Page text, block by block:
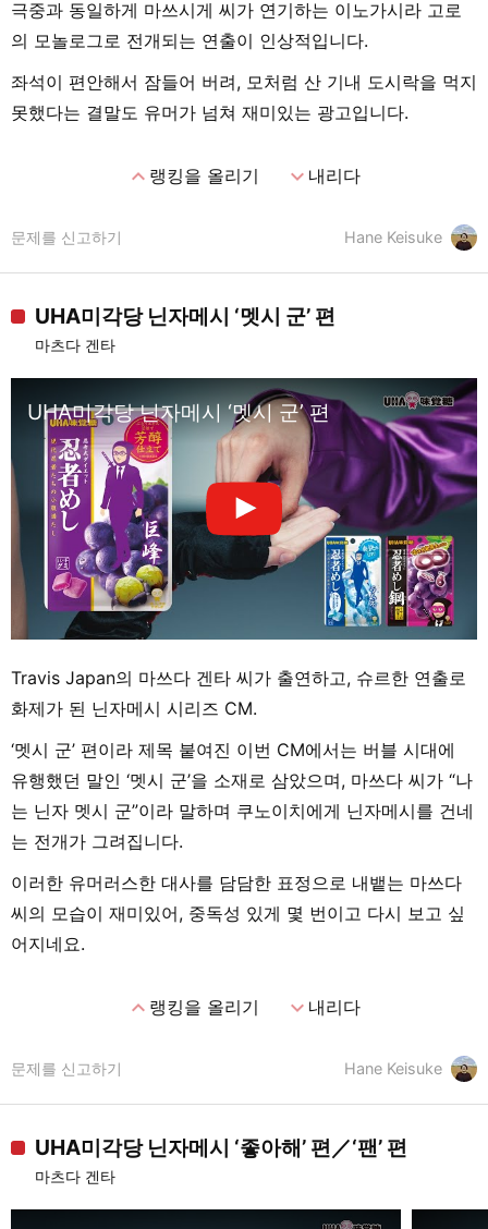
극중과 동일하게 마쓰시게 씨가 연기하는 이노가시라 고로
의 모놀로그로 전개되는 연출이 인상적입니다.
좌석이 편안해서 잠들어 버려, 모처럼 산 기내 도시락을 먹지
못했다는 결말도 유머가 넘쳐 재미있는 광고입니다.
expand_less랭킹을 올리기 expand_more내리다
Hane Keisuke
문제를 신고하기
UHA미각당 닌자메시 ‘멧시 군’ 편
마츠다 겐타
UHA미각당 닌자메시 ‘멧시 군’ 편
Travis Japan의 마쓰다 겐타 씨가 출연하고, 슈르한 연출로
화제가 된 닌자메시 시리즈 CM.
‘멧시 군’ 편이라 제목 붙여진 이번 CM에서는 버블 시대에
유행했던 말인 ‘멧시 군’을 소재로 삼았으며, 마쓰다 씨가 “나
는 닌자 멧시 군”이라 말하며 쿠노이치에게 닌자메시를 건네
는 전개가 그려집니다.
이러한 유머러스한 대사를 담담한 표정으로 내뱉는 마쓰다
씨의 모습이 재미있어, 중독성 있게 몇 번이고 다시 보고 싶
어지네요.
expand_less랭킹을 올리기 expand_more내리다
Hane Keisuke
문제를 신고하기
UHA미각당 닌자메시 ‘좋아해’ 편／‘팬’ 편
마츠다 겐타